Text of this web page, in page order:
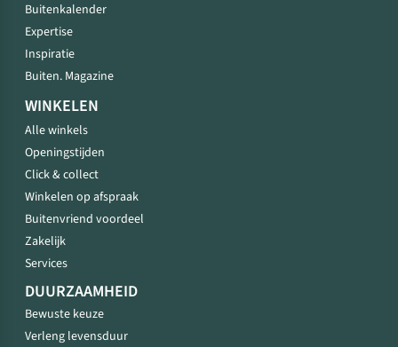
Buitenkalender
Expertise
Inspiratie
Buiten. Magazine
WINKELEN
Alle winkels
Openingstijden
Click & collect
Winkelen op afspraak
Buitenvriend voordeel
Zakelijk
Services
DUURZAAMHEID
Bewuste keuze
Verleng levensduur